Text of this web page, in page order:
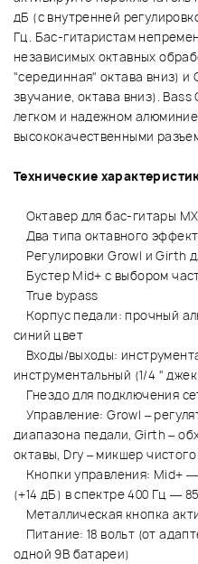
дБ (с внутренней
Гц. Бас-гитаристам
независимых октавных
"серединная" октава вниз) и
звучание, октава вниз).
легком и надежном
высококачественными
Технические
Октавер для бас-гитары
Два типа октавного
Регулировки Growl и Girth
Бустер Mid+ c выбором
True bypass
Корпус педали: прочный
синий цвет
Входы/выходы:
инструментальный (1/4 "
Гнездо для подключения
Управление: Growl –
диапазона педали, Girth –
октавы, Dry – микшер
Кнопки управления: Mid+
(+14 дБ) в спектре 400 Гц —
Металлическая кнопка
Питание: 18 вольт (от
одной 9В батареи)